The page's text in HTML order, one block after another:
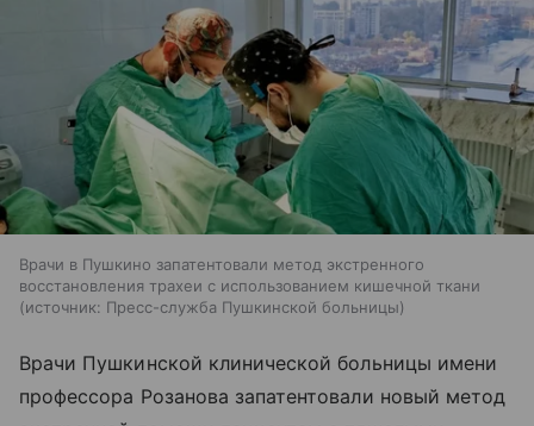
Врачи в Пушкино запатентовали метод экстренного
восстановления трахеи с использованием кишечной ткани
источник: Пресс-служба Пушкинской больницы
Врачи Пушкинской клинической больницы имени
профессора Розанова запатентовали новый метод